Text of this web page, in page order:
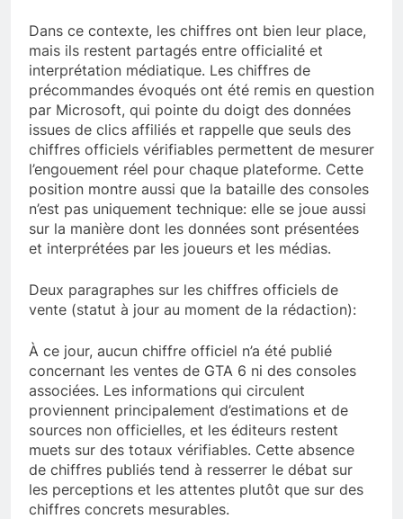
Dans ce contexte, les chiffres ont bien leur place,
mais ils restent partagés entre officialité et
interprétation médiatique. Les chiffres de
précommandes évoqués ont été remis en question
par Microsoft, qui pointe du doigt des données
issues de clics affiliés et rappelle que seuls des
chiffres officiels vérifiables permettent de mesurer
l’engouement réel pour chaque plateforme. Cette
position montre aussi que la bataille des consoles
n’est pas uniquement technique: elle se joue aussi
sur la manière dont les données sont présentées
et interprétées par les joueurs et les médias.
Deux paragraphes sur les chiffres officiels de
vente (statut à jour au moment de la rédaction):
À ce jour, aucun chiffre officiel n’a été publié
concernant les ventes de GTA 6 ni des consoles
associées. Les informations qui circulent
proviennent principalement d’estimations et de
sources non officielles, et les éditeurs restent
muets sur des totaux vérifiables. Cette absence
de chiffres publiés tend à resserrer le débat sur
les perceptions et les attentes plutôt que sur des
chiffres concrets mesurables.